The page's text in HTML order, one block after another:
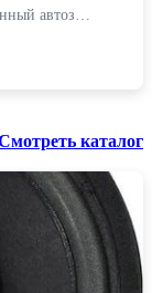
автоз…
каталог